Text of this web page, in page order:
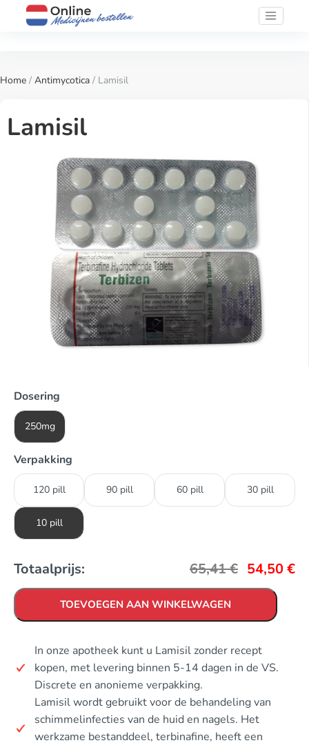
Home / Antimycotica / Lamisil
Lamisil
Dosering
250mg
Verpakking
120 pill 90 pill 60 pill 30 pill
10 pill
Totaalprijs: 65,41€ 54,50€
TOEVOEGEN AAN WINKELWAGEN
In onze apotheek kunt u Lamisil zonder recept
kopen, met levering binnen 5-14 dagen in de VS.
Discrete en anonieme verpakking.
Lamisil wordt gebruikt voor de behandeling van
schimmelinfecties van de huid en nagels. Het
werkzame bestanddeel, terbinafine, heeft een